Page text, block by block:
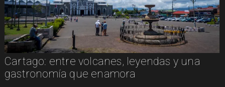
Cartago: entre volcanes, leyendas y una
gastronomía que enamora